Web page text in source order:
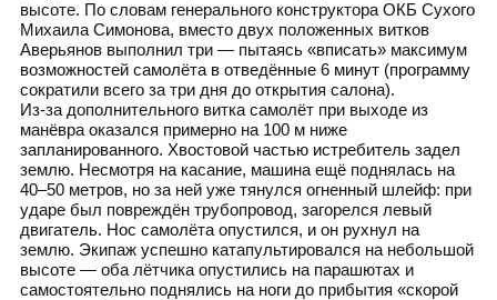
высоте. По словам генерального конструктора ОКБ Сухого
Михаила Симонова, вместо двух положенных витков
Аверьянов выполнил три — пытаясь «вписать» максимум
возможностей самолёта в отведённые 6 минут (программу
сократили всего за три дня до открытия салона).
Из‑за дополнительного витка самолёт при выходе из
манёвра оказался примерно на 100 м ниже
запланированного. Хвостовой частью истребитель задел
землю. Несмотря на касание, машина ещё поднялась на
40–50 метров, но за ней уже тянулся огненный шлейф: при
ударе был повреждён трубопровод, загорелся левый
двигатель. Нос самолёта опустился, и он рухнул на
землю. Экипаж успешно катапультировался на небольшой
высоте — оба лётчика опустились на парашютах и
самостоятельно поднялись на ноги до прибытия «скорой